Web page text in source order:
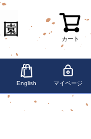
カート
English マイページ